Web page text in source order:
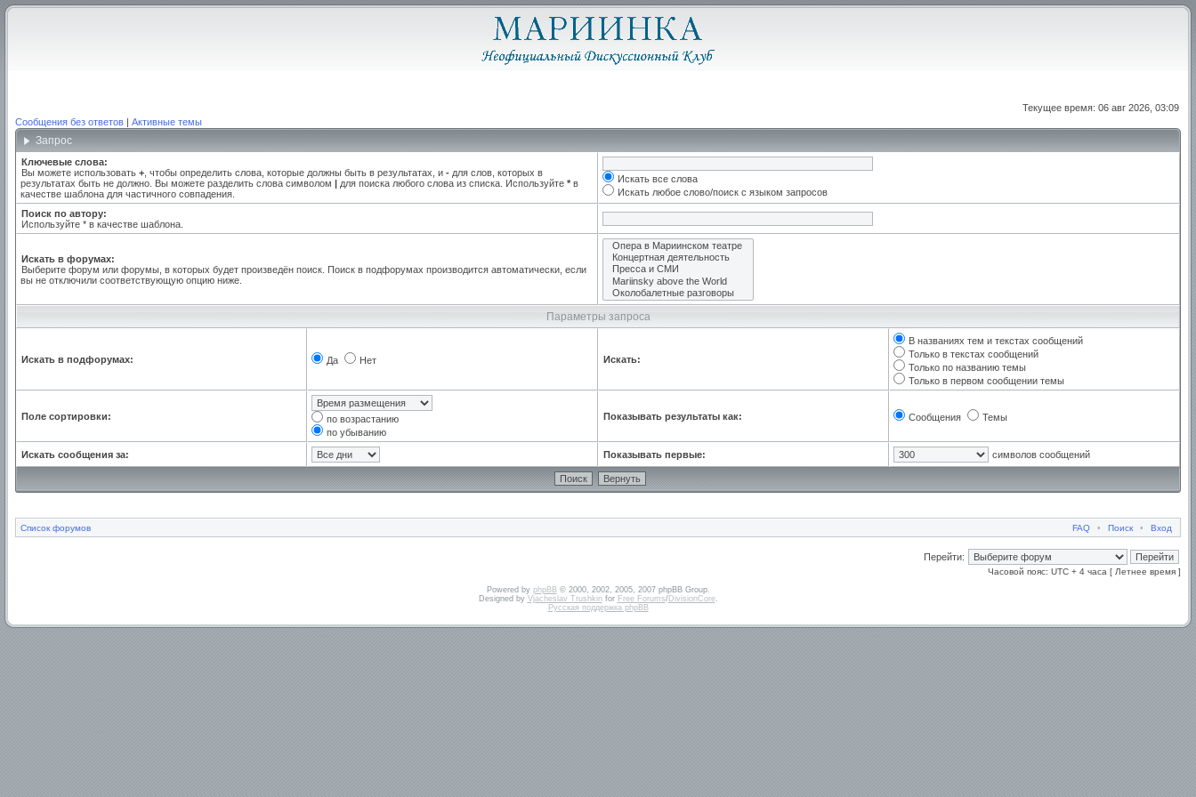
Текущее время: 06 авг 2026, 03:09
Сообщения без ответов | Активные темы
Запрос
Ключевые слова:
Вы можете использовать + , чтобы определить слова, которые должны быть в результатах, и - для слов, которых в
результатах быть не должно. Вы можете разделить слова символом | для поиска любого слова из списка. Используйте * в
качестве шаблона для частичного совпадения.
Искать все слова
Искать любое слово/поиск с языком запросов
Поиск по автору:
Используйте * в качестве шаблона.
Искать в форумах:
Выберите форум или форумы, в которых будет произведён поиск. Поиск в подфорумах производится автоматически, если
вы не отключили соответствующую опцию ниже.
Параметры запроса
Искать в подфорумах: Да Нет Искать:
В названиях тем и текстах сообщений
Только в текстах сообщений
Только по названию темы
Только в первом сообщении темы
Поле сортировки:
по возрастанию
по убыванию
Показывать результаты как: Сообщения Темы
Искать сообщения за: Показывать первые: символов сообщений
Список форумов FAQ • Поиск • Вход
Перейти:
Часовой пояс: UTC + 4 часа [ Летнее время ]
Powered by phpBB© 2000, 2002, 2005, 2007 phpBB Group.
Designed by Vjacheslav Trushkinfor Free Forums/DivisionCore.
Русская поддержка phpBB